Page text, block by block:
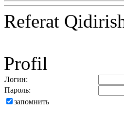
Referat
Profil
Логин:
Пароль:
запомнить